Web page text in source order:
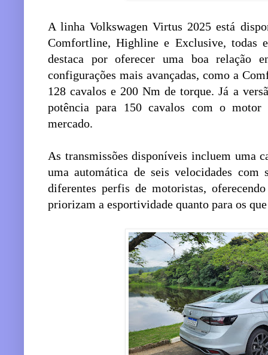
A linha Volkswagen Virtus 2025 está
Comfortline, Highline e Exclusive, todas
destaca por oferecer uma boa relação
configurações mais avançadas, como a
128 cavalos e 200 Nm de torque. Já a
potência para 150 cavalos com o
mercado.
As transmissões disponíveis incluem uma
uma automática de seis velocidades com
diferentes perfis de motoristas,
priorizam a esportividade quanto para os